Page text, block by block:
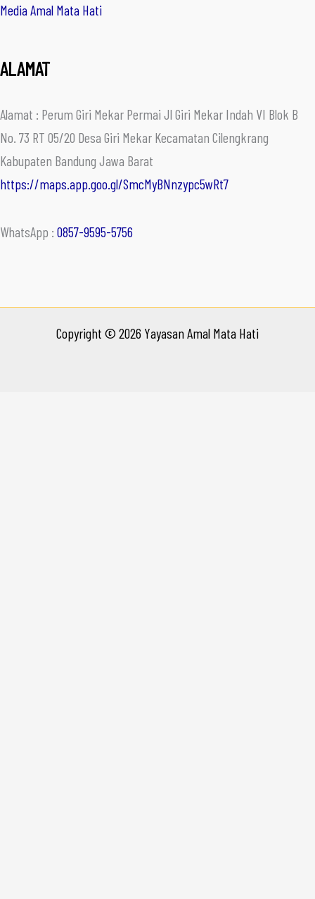
Media Amal Mata Hati
ALAMAT
Alamat : Perum Giri Mekar Permai Jl Giri Mekar Indah VI Blok B
No. 73 RT 05/20 Desa Giri Mekar Kecamatan Cilengkrang
Kabupaten Bandung Jawa Barat
https://maps.app.goo.gl/SmcMyBNnzypc5wRt7
WhatsApp : 0857-9595-5756
Copyright © 2026 Yayasan Amal Mata Hati